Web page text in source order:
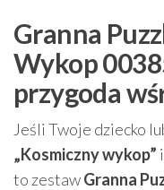
Granna
Wykop
przygoda
Jeśli Twoje dziecko
„Kosmiczny wykop”
to zestawGranna